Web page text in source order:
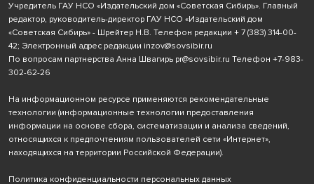
Учредитель ГАУ НСО «Издательский дом «Советская Сибирь». Главный
редактор, руководитель-директор ГАУ НСО «Издательский дом
«Советская Сибирь» - Шрейтер Н.В. Телефон редакции + 7 (383) 314-00-
42; Электронный адрес редакции inzov@sovsibir.ru
По вопросам партнерства Анна Швагирь pr@sovsibir.ru Телефон +7-983-
302-62-26
На информационном ресурсе применяются рекомендательные
технологии (информационные технологии предоставления
информации на основе сбора, систематизации и анализа сведений,
относящихся к предпочтениям пользователей сети «Интернет»,
находящихся на территории Российской Федерации).
Политика конфиденциальности персональных данных